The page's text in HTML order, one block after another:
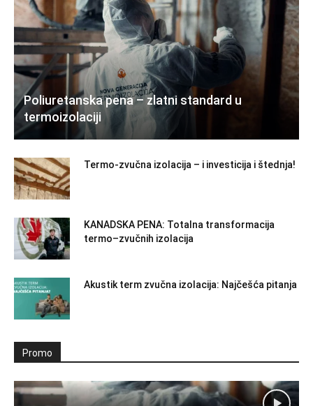
Poliuretanska pena – zlatni standard u
termoizolaciji
Termo-zvučna izolacija – i investicija i štednja!
KANADSKA PENA: Totalna transformacija
termo–zvučnih izolacija
Akustik term zvučna izolacija: Najčešća pitanja
Promo